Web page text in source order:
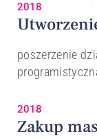
2018
poszerzenie
2018
Zakup